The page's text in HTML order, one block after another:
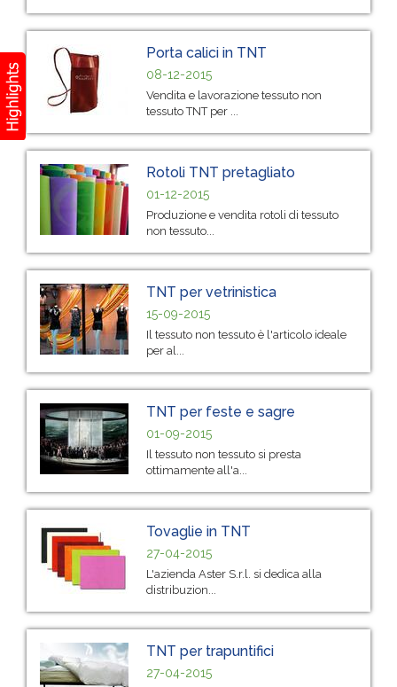
Porta calici in TNT
08-12-2015
Vendita e lavorazione tessuto non
tessuto TNT per ...
Rotoli TNT pretagliato
01-12-2015
Produzione e vendita rotoli di tessuto
non tessuto...
TNT per vetrinistica
15-09-2015
Il tessuto non tessuto è l'articolo ideale
per al...
TNT per feste e sagre
01-09-2015
Il tessuto non tessuto si presta
ottimamente all'a...
Tovaglie in TNT
27-04-2015
L'azienda Aster S.r.l. si dedica alla
distribuzion...
TNT per trapuntifici
27-04-2015